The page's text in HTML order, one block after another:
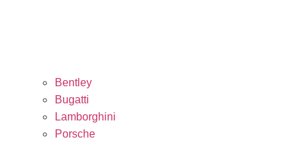
Bentley
Bugatti
Lamborghini
Porsche